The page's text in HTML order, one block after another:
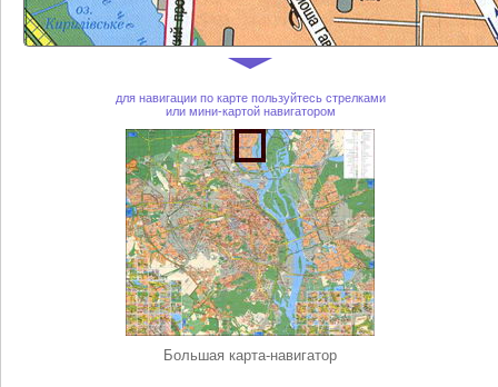
для навигации по карте пользуйтесь стрелками
или мини-картой навигатором
Большая карта-навигатор